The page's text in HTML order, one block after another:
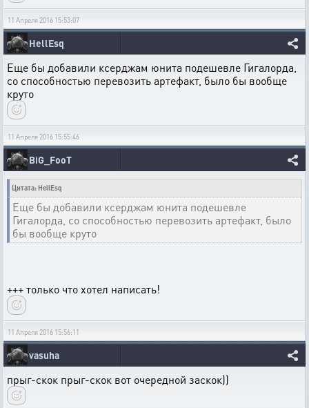
11 Апреля 2016 15:53:07
HellEsq
Еще бы добавили ксерджам юнита подешевле Гигалорда,
со способностью перевозить артефакт, было бы вообще
круто
11 Апреля 2016 15:55:46
BiG_FooT
Цитата: HellEsq
Еще бы добавили ксерджам юнита подешевле
Гигалорда, со способностью перевозить артефакт, было
бы вообще круто
+++ только что хотел написать!
11 Апреля 2016 15:56:11
vasuha
прыг-скок прыг-скок вот очередной заскок))